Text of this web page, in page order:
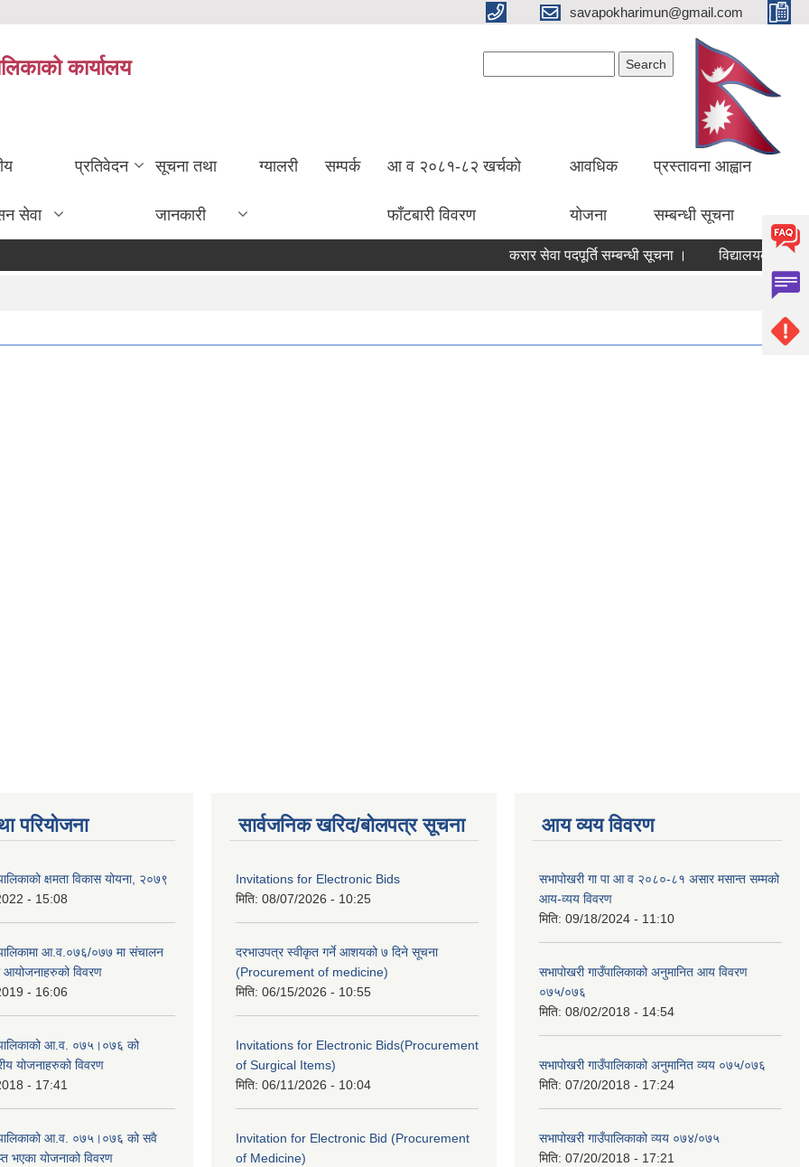
savapokharimun@gmail.com
कार्यालय
सेवा
प्रतिवेदन सूचना तथा
जानकारी
ग्यालरी सम्पर्क आ व २०८१-८२ खर्चको
फाँटबारी विवरण
आवधिक
योजना
प्रस्तावना आह्वान
सम्बन्धी सूचना
करार सेवा पदपूर्ति सम्बन्धी सूचना ।
परियोजना
क्षमता विकास योयना, २०७९
- 15:08
आ.व.०७६/०७७ मा संचालन
आयोजनाहरुको विवरण
- 16:06
आ.व. ०७५।०७६ को
योजनाहरुको विवरण
- 17:41
आ.व. ०७५।०७६ को सवै
भएका योजनाको विवरण
सार्वजनिक खरिद/बोलपत्र सूचना
Invitations for Electronic Bids
मिति: 08/07/2026 - 10:25
दरभाउपत्र स्वीकृत गर्ने आशयको ७ दिने सूचना
(Procurement of medicine)
मिति: 06/15/2026 - 10:55
Invitations for Electronic Bids(Procurement
of Surgical Items)
मिति: 06/11/2026 - 10:04
Invitation for Electronic Bid (Procurement
of Medicine)
आय व्यय विवरण
सभापोखरी गा पा आ व २०८०-८१ असार मसान्त सम्मको
आय-व्यय विवरण
मिति: 09/18/2024 - 11:10
सभापोखरी गाउँपालिकाको अनुमानित आय विवरण
०७५/०७६
मिति: 08/02/2018 - 14:54
सभापोखरी गाउँपालिकाको अनुमानित व्यय ०७५/०७६
मिति: 07/20/2018 - 17:24
सभापोखरी गाउँपालिकाको व्यय ०७४/०७५
मिति: 07/20/2018 - 17:21